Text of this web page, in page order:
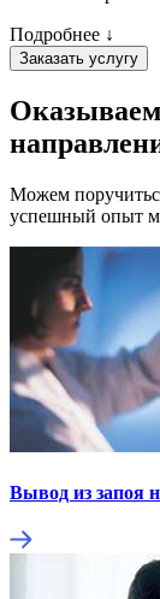
Подробнее ↓
Заказать услугу
Можем
успешный опыт
Вывод из запоя